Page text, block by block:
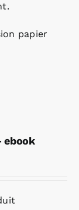
papier
ebook